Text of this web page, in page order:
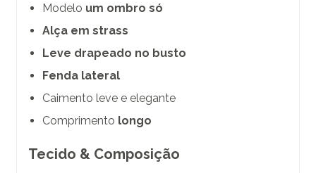
Modelo um ombro só
Alça em strass
Leve drapeado no busto
Fenda lateral
Caimento leve e elegante
Comprimento longo
Tecido & Composição